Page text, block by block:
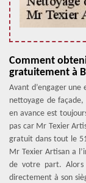
Comment
gratuitement à
Avant d’engager
nettoyage de façade,
en avance est
pas car Mr Texier
gratuit dans tout le
Mr Texier Artisan a
de votre part.
directement à son